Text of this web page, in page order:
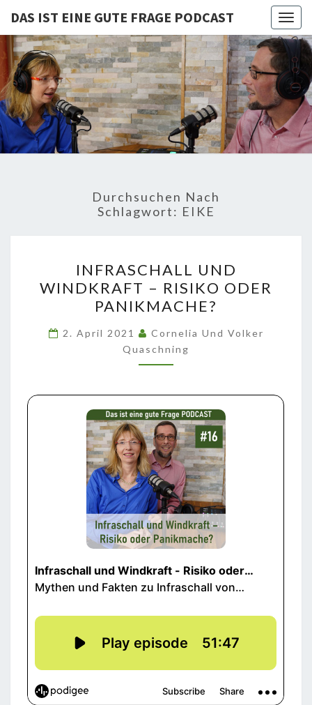
DAS IST EINE GUTE FRAGE PODCAST
DAS IST
EINE
GUTE
FRAGE
PODCAST
Von Cornelia Und
Volker
Quaschning – Der
Podcast Zur
Klimakrise Und
Energierevolution
Energiewende-
Fakten Und
Hintergründe
Durchsuchen Nach
Schlagwort: EIKE
UND
WINDKRAFT
–
RISIKO
ODER
PANIKMACHE?
INFRASCHALL UND
WINDKRAFT – RISIKO ODER
PANIKMACHE?
2. April 2021
Cornelia Und Volker
Quaschning